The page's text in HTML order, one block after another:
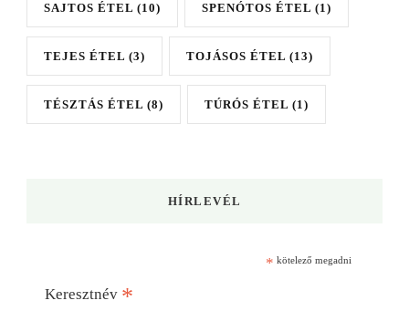
SAJTOS ÉTEL (10) SPENÓTOS ÉTEL (1)
TEJES ÉTEL (3) TOJÁSOS ÉTEL (13)
TÉSZTÁS ÉTEL (8) TÚRÓS ÉTEL (1)
HÍRLEVÉL
* kötelező megadni
Keresztnév *